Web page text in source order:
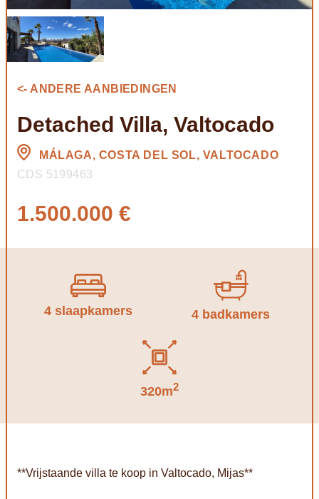
<- ANDERE AANBIEDINGEN
Detached Villa, Valtocado
MÁLAGA, COSTA DEL SOL, VALTOCADO
CDS 5199463
1.500.000 €
4 slaapkamers 4 badkamers
320m2
**Vrijstaande villa te koop in Valtocado, Mijas**